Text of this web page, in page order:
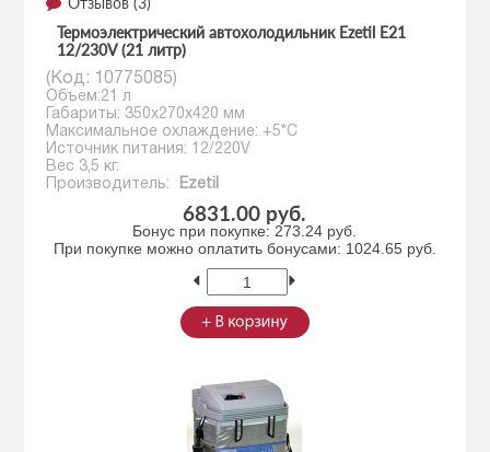
Термоэлектрический автохолодильник Ezetil E21
12/230V (21 литр)
(Код: 10775085)
Объем:21 л
Габариты: 350x270x420 мм
Максимальное охлаждение: +5*С
Источник питания: 12/220V
Вес 3,5 кг.
Производитель:
Ezetil
6831.00 руб.
Бонус при покупке: 273.24 руб.
При покупке можно оплатить бонусами: 1024.65 руб.